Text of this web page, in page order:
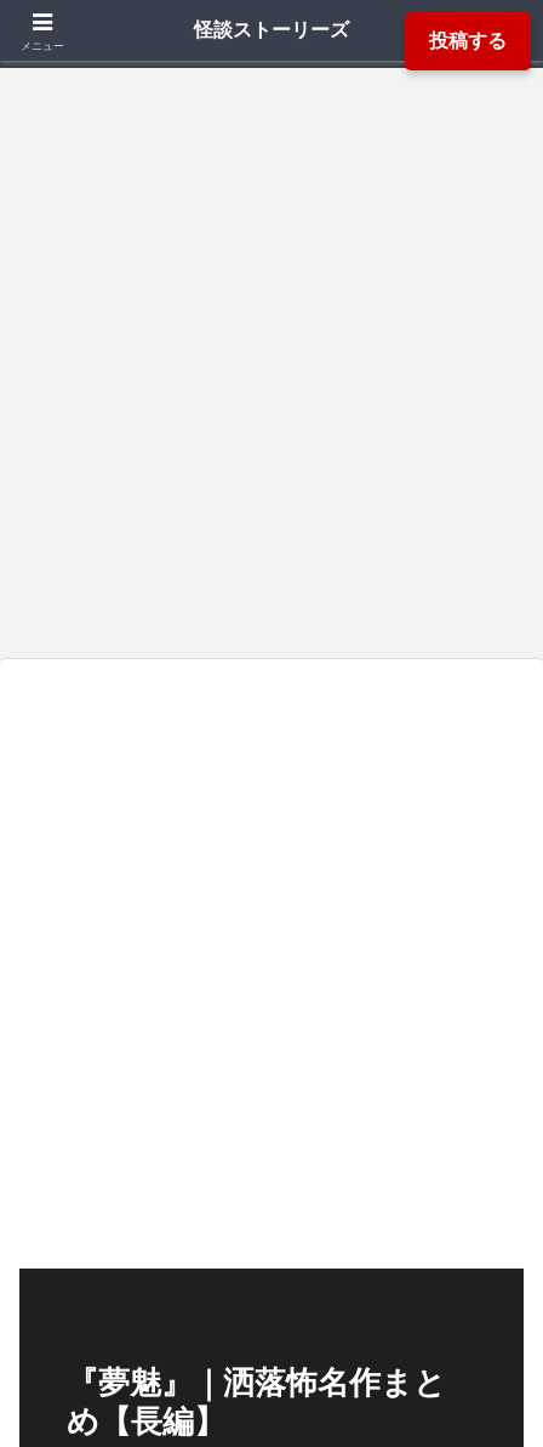
投稿する
「死ぬ程洒落にならない怖い話」「本当にあった怖い話」「都市伝説」などか
『夢魅』｜洒落怖名作まと
め【長編】
メニュー
怪談ストーリーズ
検索